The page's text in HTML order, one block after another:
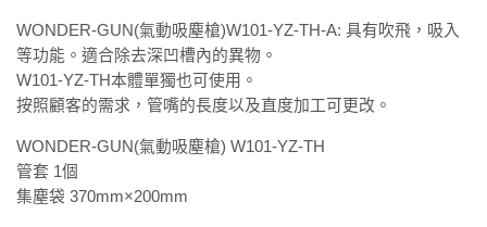
WONDER-GUN(氣動吸塵槍)W101-YZ-TH-A: 具有吹飛，吸入
等功能。 適合除去深凹槽內的異物。
W101-YZ-TH本體單獨也可使用。
按照顧客的需求，管嘴的長度以及直度加工可更改。
WONDER-GUN(氣動吸塵槍) W101-YZ-TH
管套 1個
集塵袋 370mm×200mm